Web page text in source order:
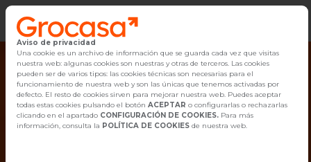
Vender
Buscar Inmuebles
Alquiler
Aviso de privacidad
Una cookie es un archivo de información que se guarda cada vez que visitas
nuestra web: algunas cookies son nuestras y otras de terceros. Las cookies
pueden ser de varios tipos: las cookies técnicas son necesarias para el
funcionamiento de nuestra web y son las únicas que tenemos activadas por
defecto. El resto de cookies sirven para mejorar nuestra web. Puedes aceptar
todas estas cookies pulsando el botón ACEPTAR o configurarlas o rechazarlas
clicando en el apartado CONFIGURACIÓN DE COOKIES. Para más
información, consulta la POLÍTICA DE COOKIES de nuestra web.